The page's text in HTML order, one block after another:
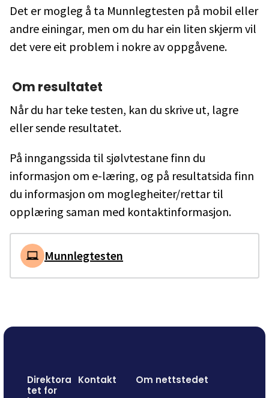
Det er mogleg å ta Munnlegtesten på mobil eller
andre einingar, men om du har ein liten skjerm vil
det vere eit problem i nokre av oppgåvene.
Om resultatet
Når du har teke testen, kan du skrive ut, lagre
eller sende resultatet.
På inngangssida til sjølvtestane finn du
informasjon om e-læring, og på resultatsida finn
du informasjon om moglegheiter/rettar til
opplæring saman med kontaktinformasjon.
Munnlegtesten
Direktora
tet for
Kontakt
Om nettstedet